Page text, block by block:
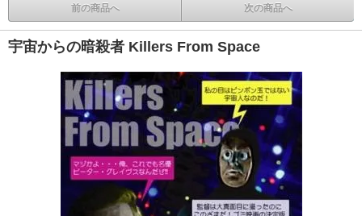
前の商品へ 次の商品へ
宇宙からの暗殺者 Killers From Space